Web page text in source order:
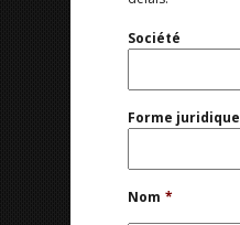
Société
Forme juridique
Nom *